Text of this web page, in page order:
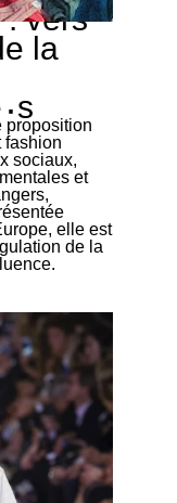
: vers
la
·s
proposition
fashion
sociaux,
et
elle est
de la